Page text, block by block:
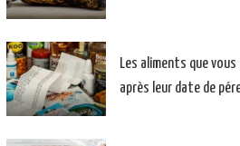
Les aliments que
après leur date de